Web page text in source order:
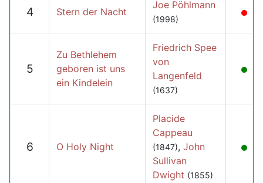
4 Stern der Nacht
Joe Pöhlmann
(1998)
5
Zu Bethlehem
geboren ist uns
ein Kindelein
Friedrich Spee
von
Langenfeld
(1637)
6 O Holy Night
Placide
Cappeau
(1847), John
Sullivan
Dwight (1855)